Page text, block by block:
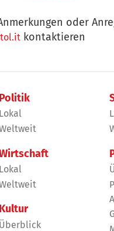
oder
kontaktieren
Politik
Lokal
Lokal
Kultur
Überblick